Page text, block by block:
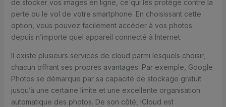
de stocker vos images en ligne, ce qui les protège contre la
perte ou le vol de votre smartphone. En choisissant cette
option, vous pouvez facilement accéder à vos photos
depuis n’importe quel appareil connecté à Internet.
Il existe plusieurs services de cloud parmi lesquels choisir,
chacun offrant ses propres avantages. Par exemple, Google
Photos se démarque par sa capacité de stockage gratuit
jusqu’à une certaine limite et une excellente organisation
automatique des photos. De son côté, iCloud est